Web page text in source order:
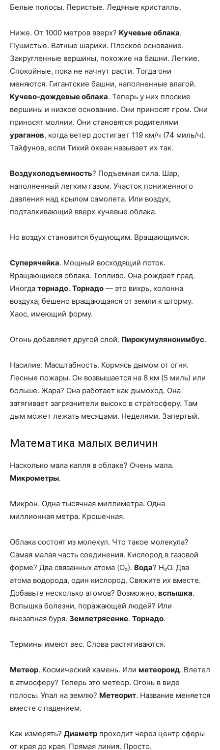
Белые полосы. Перистые. Ледяные кристаллы.
Ниже. От 1000 метров вверх? Кучевые облака.
Пушистые. Ватные шарики. Плоское основание.
Закругленные вершины, похожие на башни. Легкие.
Спокойные, пока не начнут расти. Тогда они
меняются. Гигантские башни, наполненные влагой.
Кучево-дождевые облака. Теперь у них плоские
вершины и низкое основание. Они приносят гром. Они
приносят молнии. Они становятся родителями
ураганов, когда ветер достигает 119 км/ч (74 миль/ч).
Тайфунов, если Тихий океан называет их так.
Воздухоподъемность? Подъемная сила. Шар,
наполненный легким газом. Участок пониженного
давления над крылом самолета. Или воздух,
подталкивающий вверх кучевые облака.
Но воздух становится бушующим. Вращающимся.
Суперячейка. Мощный восходящий поток.
Вращающиеся облака. Топливо. Она рождает град.
Иногда торнадо. Торнадо — это вихрь, колонна
воздуха, бешено вращающаяся от земли к шторму.
Хаос, имеющий форму.
Огонь добавляет другой слой. Пирокумулянонимбус.
Насилие. Масштабность. Кормясь дымом от огня.
Лесные пожары. Он возвышается на 8 км (5 миль) или
больше. Жара? Она работает как дымоход. Она
затягивает загрязнители высоко в стратосферу. Там
дым может лежать месяцами. Неделями. Запертый.
Математика малых величин
Насколько мала капля в облаке? Очень мала.
Микрометры.
Микрон. Одна тысячная миллиметра. Одна
миллионная метра. Крошечная.
Облака состоят из молекул. Что такое молекула?
Самая малая часть соединения. Кислород в газовой
форме? Два связанных атома (O₂). Вода? H₂O. Два
атома водорода, один кислород. Свяжите их вместе.
Добавьте несколько атомов? Возможно, вспышка.
Вспышка болезни, поражающей людей? Или
внезапная буря. Землетрясение. Торнадо.
Термины имеют вес. Слова растягиваются.
Метеор. Космический камень. Или метеороид. Влетел
в атмосферу? Теперь это метеор. Огонь в виде
полосы. Упал на землю? Метеорит. Название меняется
вместе с падением.
Как измерять? Диаметр проходит через центр сферы
от края до края. Прямая линия. Просто.